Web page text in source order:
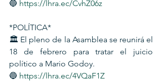
🔵 https://lhra.ec/CvhZ06z
*POLÍTICA*
🏛️ El pleno de la Asamblea se reunirá el
18 de febrero para tratar el juicio
político a Mario Godoy.
🔵 https://lhra.ec/4VQaF1Z